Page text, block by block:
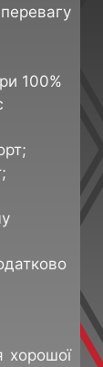
100%
хорошої